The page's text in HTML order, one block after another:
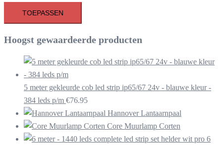
TOEPASSEN
Hoogst gewaardeerde producten
5 meter gekleurde cob led strip ip65/67 24v - blauwe kleur -
384 leds p/m €76.95
Hannover Lantaarnpaal
Core Muurlamp Corten
6